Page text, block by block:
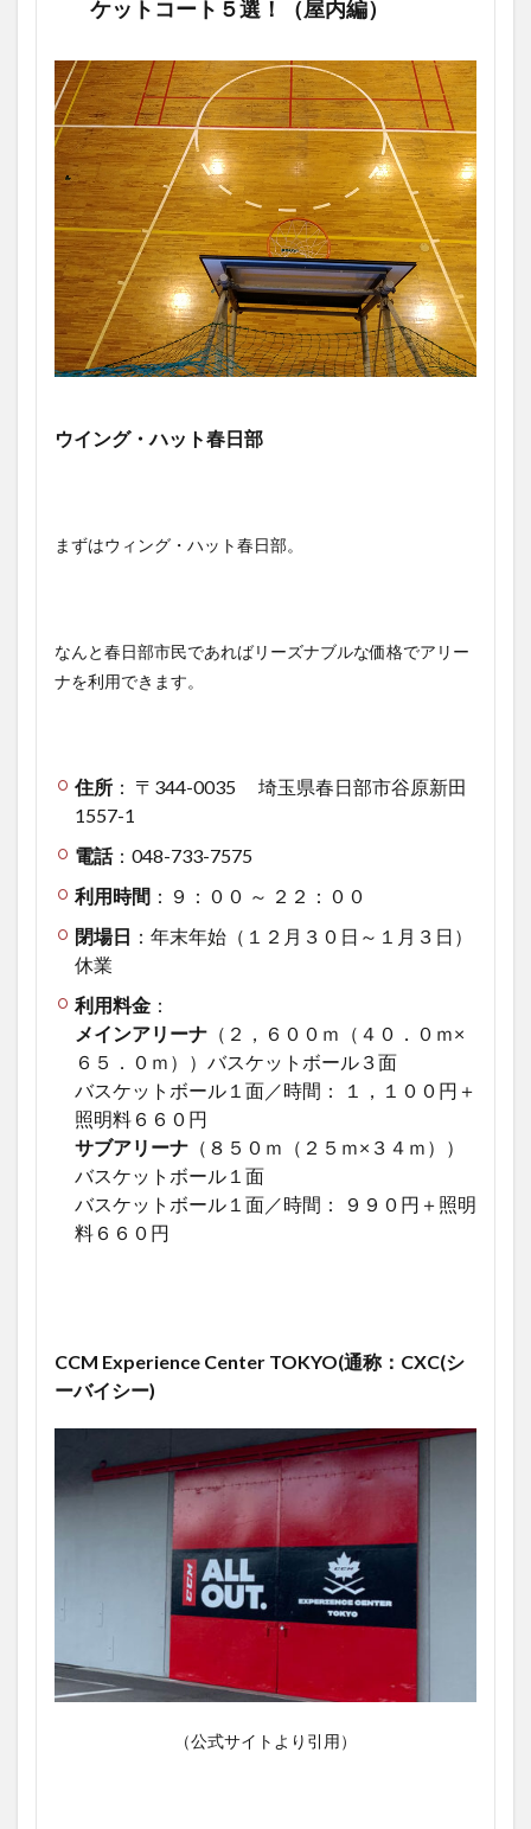
ケットコート５選！（屋内編）
ウイング・ハット春日部
まずはウィング・ハット春日部。
なんと春日部市民であればリーズナブルな価格でアリー
ナを利用できます。
住所 ： 〒344-0035 埼玉県春日部市谷原新田
1557-1
電話：048-733-7575
利用時間 ：９：００ ～ ２２：００
閉場日 ：年末年始（１２月３０日～１月３日）
休業
利用料金 ：
メインアリーナ （２，６００ｍ（４０．０ｍ×
６５．０ｍ））バスケットボール３面
バスケットボール１面／時間： １，１００円＋
照明料６６０円
サブアリーナ （８５０ｍ（２５ｍ×３４ｍ））
バスケットボール１面
バスケットボール１面／時間： ９９０円＋照明
料６６０円
CCM Experience Center TOKYO(通称：CXC(シ
ーバイシー)
（公式サイトより引用）